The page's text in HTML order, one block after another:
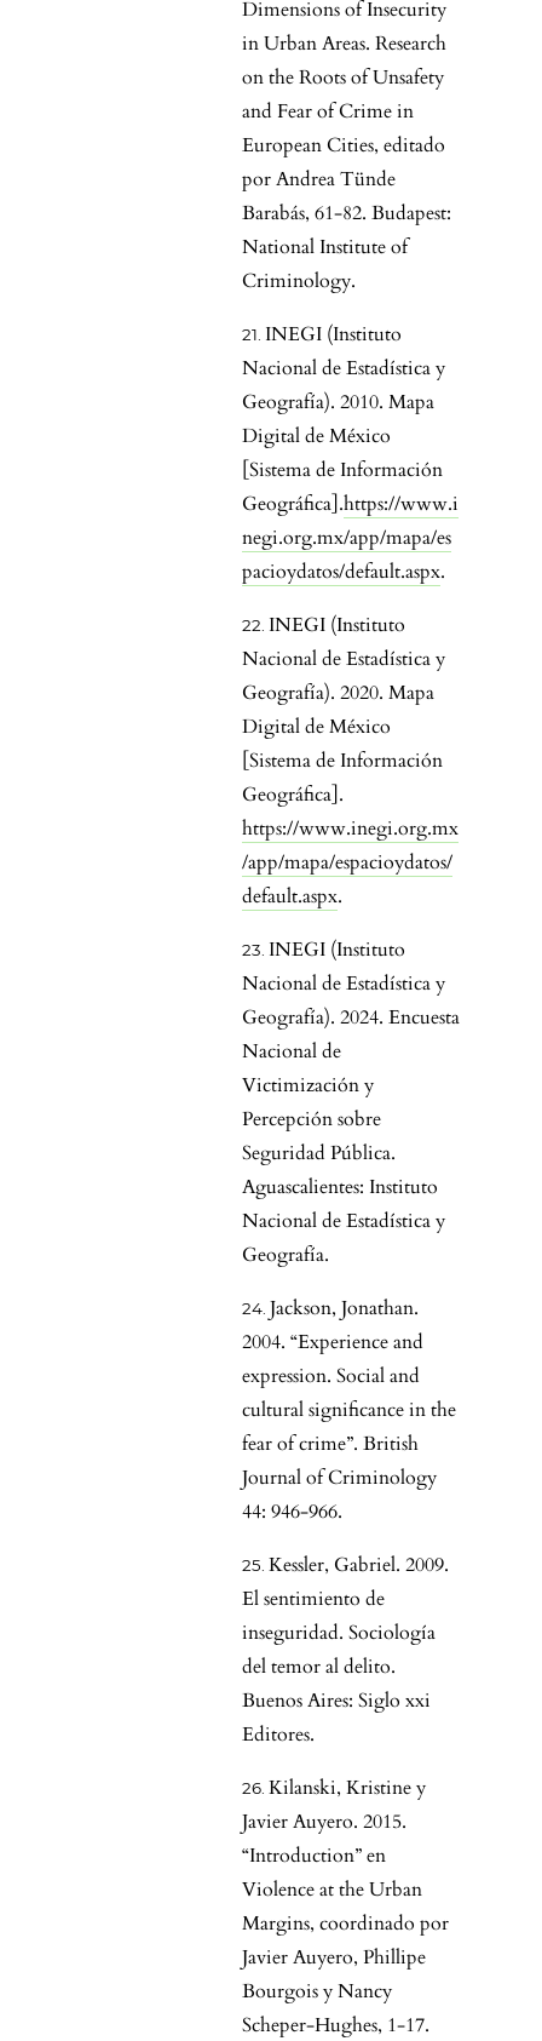
Dimensions of Insecurity
in Urban Areas. Research
on the Roots of Unsafety
and Fear of Crime in
European Cities, editado
por Andrea Tünde
Barabás, 61-82. Budapest:
National Institute of
Criminology.
INEGI (Instituto
Nacional de Estadística y
Geografía). 2010. Mapa
Digital de México
[Sistema de Información
Geográfica].https://www.i
negi.org.mx/app/mapa/es
pacioydatos/default.aspx.
INEGI (Instituto
Nacional de Estadística y
Geografía). 2020. Mapa
Digital de México
[Sistema de Información
Geográfica].
https://www.inegi.org.mx
/app/mapa/espacioydatos/
default.aspx.
INEGI (Instituto
Nacional de Estadística y
Geografía). 2024. Encuesta
Nacional de
Victimización y
Percepción sobre
Seguridad Pública.
Aguascalientes: Instituto
Nacional de Estadística y
Geografía.
Jackson, Jonathan.
2004. “Experience and
expression. Social and
cultural significance in the
fear of crime”. British
Journal of Criminology
44: 946-966.
Kessler, Gabriel. 2009.
El sentimiento de
inseguridad. Sociología
del temor al delito.
Buenos Aires: Siglo xxi
Editores.
Kilanski, Kristine y
Javier Auyero. 2015.
“Introduction” en
Violence at the Urban
Margins, coordinado por
Javier Auyero, Phillipe
Bourgois y Nancy
Scheper-Hughes, 1-17.